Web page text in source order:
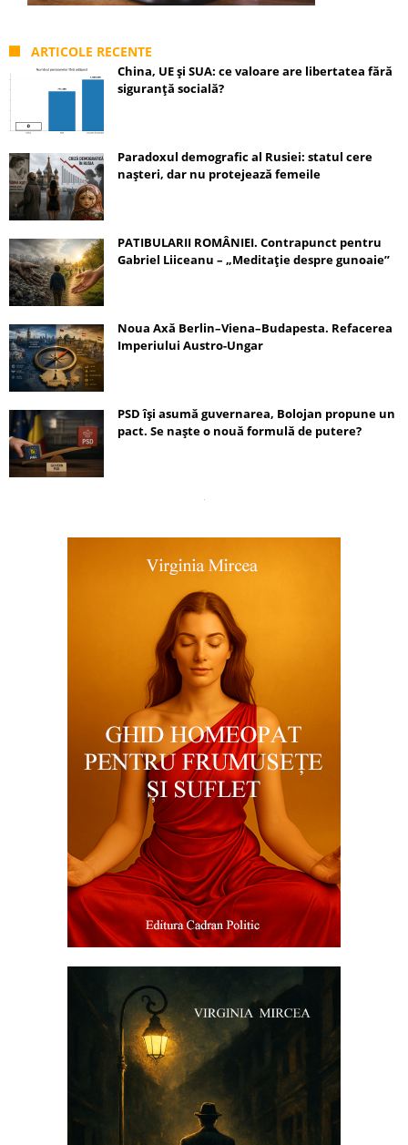
ARTICOLE RECENTE
China, UE și SUA: ce valoare are libertatea fără
siguranță socială?
Paradoxul demografic al Rusiei: statul cere
nașteri, dar nu protejează femeile
PATIBULARII ROMÂNIEI. Contrapunct pentru
Gabriel Liiceanu – „Meditație despre gunoaie”
Noua Axă Berlin–Viena–Budapesta. Refacerea
Imperiului Austro-Ungar
PSD își asumă guvernarea, Bolojan propune un
pact. Se naște o nouă formulă de putere?